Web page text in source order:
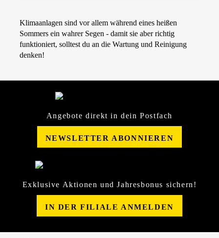
Klimaanlagen sind vor allem während eines heißen
Sommers ein wahrer Segen - damit sie aber richtig
funktioniert, solltest du an die Wartung und Reinigung
denken!
Angebote direkt in dein Postfach
NEWSLETTER ABONNIEREN
Exklusive Aktionen und Jahresbonus sichern!
IN DER FILIALE ANMELDEN